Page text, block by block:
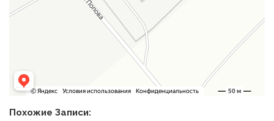
Похожие Записи: